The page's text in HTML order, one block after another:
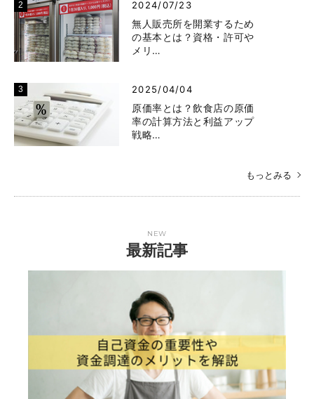
2024/07/23
無人販売所を開業するため
の基本とは？資格・許可や
メリ…
2025/04/04
原価率とは？飲食店の原価
率の計算方法と利益アップ
戦略…
もっとみる
NEW
最新記事